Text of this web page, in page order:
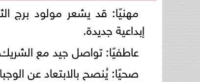
مهنيًا: قد يشعر مولود برج
إبداعية جديدة.
عاطفيًا: تواصل جيد مع
صحيًا: يُنصح بالابتعاد عن